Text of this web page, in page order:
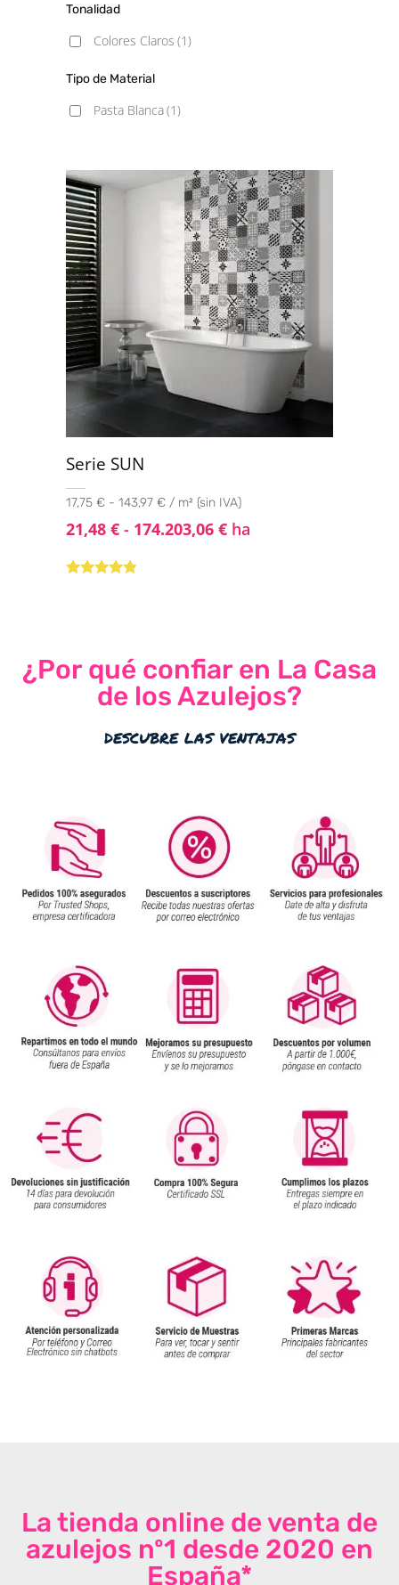
Tonalidad
Colores Claros (1)
Tipo de Material
Pasta Blanca(1)
Serie SUN
17,75 € - 143,97 € / m² (sin IVA)
21,48 € - 174.203,06 € ha
¿Por qué confiar en La Casa
de los Azulejos?
descubre las ventajas
La tienda online de venta de
azulejos nº1 desde 2020 en
España*